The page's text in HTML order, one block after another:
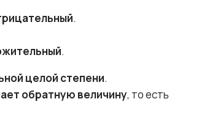
.
.
целой степени.
обратную величину, то есть